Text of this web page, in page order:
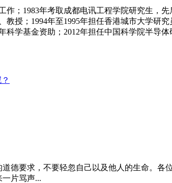
；1983年考取成都电讯工程学院研究生，
授；1994年至1995年担任香港城市大学研
学基金资助；2012年担任中国科学院半导
德要求，不要轻忽自己以及他人的生命。
片骂声...